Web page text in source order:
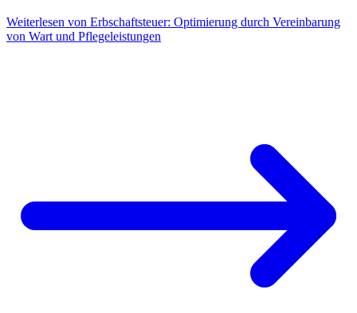
Weiterlesen von Erbschaftsteuer: Optimierung durch Vereinbarung
von Wart und Pflegeleistungen